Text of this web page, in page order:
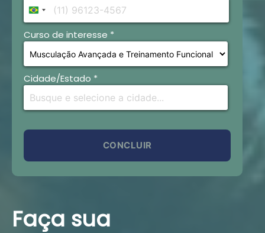
Brazil
+55
Curso de interesse *
Cidade/Estado *
CONCLUIR
Faça sua